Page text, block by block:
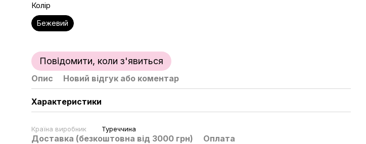
Колір
Бежевий
Повідомити, коли з'явиться
Опис Новий відгук або коментар
Характеристики
Країна виробник Туреччина
Доставка (безкоштовна від 3000 грн) Оплата